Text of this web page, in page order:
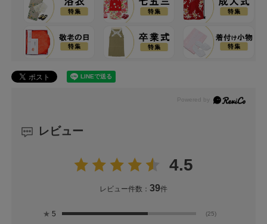
レビュー
4.5
レビュー件数： 39件
★ 5 (25)